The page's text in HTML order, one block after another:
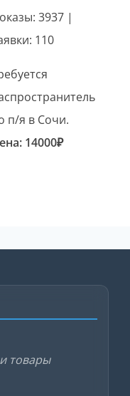
3937 |
110
п/я в Сочи.
14000₽
товары